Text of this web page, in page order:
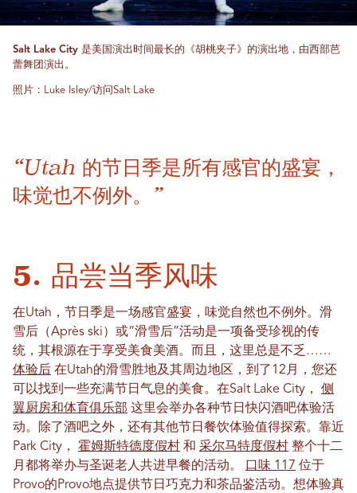
Salt Lake City 是美国演出时间最长的《胡桃夹子》的演出地，由西部芭
蕾舞团演出。
照片：Luke Isley/访问Salt Lake
“Utah 的节日季是所有感官的盛宴，
味觉也不例外。”
5. 品尝当季风味
在Utah，节日季是一场感官盛宴，味觉自然也不例外。滑
雪后（Après ski）或“滑雪后”活动是一项备受珍视的传
统，其根源在于享受美食美酒。而且，这里总是不乏……
体验后 在Utah的滑雪胜地及其周边地区，到了12月，您还
可以找到一些充满节日气息的美食。在Salt Lake City， 侧
翼厨房和体育俱乐部 这里会举办各种节日快闪酒吧体验活
动。除了酒吧之外，还有其他节日餐饮体验值得探索。靠近
Park City， 霍姆斯特德度假村 和 采尔马特度假村 整个十二
月都将举办与圣诞老人共进早餐的活动。
口味 117 位于
Provo的Provo地点提供节日巧克力和茶品鉴活动。想体验真